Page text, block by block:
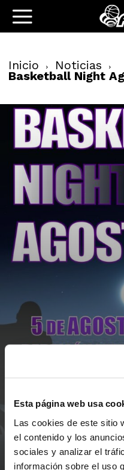
Esta página web usa
Las cookies de este sitio
el contenido y los
sociales y analizar el
información sobre el uso
Inicio Noticias
Basketball Night
Basketball Night